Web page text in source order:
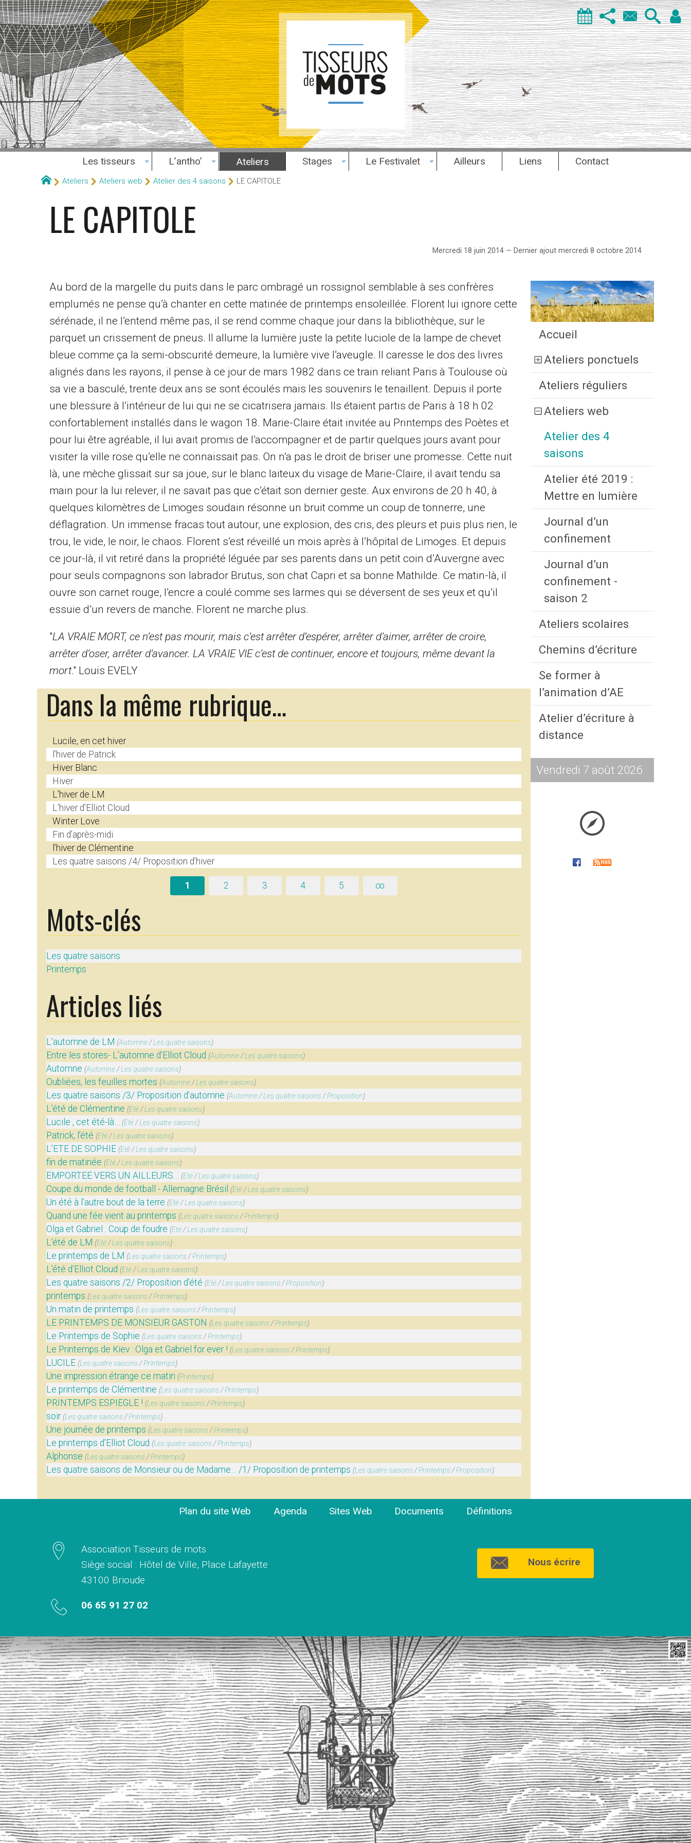
Les tisseurs L’antho’ Ateliers Stages Le Festivalet Ailleurs Liens Contact
Ateliers Ateliers web Atelier des 4 saisons LE CAPITOLE
LE CAPITOLE
Mercredi 18 juin 2014 — Dernier ajout mercredi 8 octobre 2014
Au bord de la margelle du puits dans le parc ombragé un rossignol semblable à ses confrères
emplumés ne pense qu’à chanter en cette matinée de printemps ensoleillée. Florent lui ignore cette
sérénade, il ne l’entend même pas, il se rend comme chaque jour dans la bibliothèque, sur le
parquet un crissement de pneus. Il allume la lumière juste la petite luciole de la lampe de chevet
bleue comme ça la semi-obscurité demeure, la lumière vive l’aveugle. Il caresse le dos des livres
alignés dans les rayons, il pense à ce jour de mars 1982 dans ce train reliant Paris à Toulouse où
sa vie a basculé, trente deux ans se sont écoulés mais les souvenirs le tenaillent. Depuis il porte
une blessure à l’intérieur de lui qui ne se cicatrisera jamais. Ils étaient partis de Paris à 18 h 02
confortablement installés dans le wagon 18. Marie-Claire était invitée au Printemps des Poètes et
pour lui être agréable, il lui avait promis de l’accompagner et de partir quelques jours avant pour
visiter la ville rose qu’elle ne connaissait pas. On n’a pas le droit de briser une promesse. Cette nuit
là, une mèche glissait sur sa joue, sur le blanc laiteux du visage de Marie-Claire, il avait tendu sa
main pour la lui relever, il ne savait pas que c’était son dernier geste. Aux environs de 20 h 40, à
quelques kilomètres de Limoges soudain résonne un bruit comme un coup de tonnerre, une
déflagration. Un immense fracas tout autour, une explosion, des cris, des pleurs et puis plus rien, le
trou, le vide, le noir, le chaos. Florent s’est réveillé un mois après à l’hôpital de Limoges. Et depuis
ce jour-là, il vit retiré dans la propriété léguée par ses parents dans un petit coin d’Auvergne avec
pour seuls compagnons son labrador Brutus, son chat Capri et sa bonne Mathilde. Ce matin-là, il
ouvre son carnet rouge, l’encre a coulé comme ses larmes qui se déversent de ses yeux et qu’il
essuie d’un revers de manche. Florent ne marche plus.
"LA VRAIE MORT, ce n’est pas mourir, mais c’est arrêter d’espérer, arrêter d’aimer, arrêter de croire,
arrêter d’oser, arrêter d’avancer. LA VRAIE VIE c’est de continuer, encore et toujours, même devant la
mort." Louis EVELY
Dans la même rubrique…
Lucile, en cet hiver
l’hiver de Patrick
Hiver Blanc
Hiver
L’hiver de LM
L’hiver d’Elliot Cloud
Winter Love
Fin d’après-midi
l’hiver de Clémentine
Les quatre saisons /4/ Proposition d’hiver
1 2 3 4 5 ∞
Mots-clés
Les quatre saisons
Printemps
Articles liés
L’automne de LM (Automne/Les quatre saisons)
Entre les stores- L’automne d’Elliot Cloud (Automne/Les quatre saisons)
Automne (Automne/Les quatre saisons)
Oubliées, les feuilles mortes (Automne/Les quatre saisons)
Les quatre saisons /3/ Proposition d’automne (Automne/Les quatre saisons/Proposition)
L’été de Clémentine (Eté/Les quatre saisons)
Lucile , cet été-là… (Eté/Les quatre saisons)
Patrick, l’été (Eté/Les quatre saisons)
L’ETE DE SOPHIE (Eté/Les quatre saisons)
fin de matinée (Eté/Les quatre saisons)
EMPORTEE VERS UN AILLEURS… (Eté/Les quatre saisons)
Coupe du monde de football - Allemagne Brésil (Eté/Les quatre saisons)
Un été à l’autre bout de la terre (Eté/Les quatre saisons)
Quand une fée vient au printemps (Les quatre saisons/Printemps)
Olga et Gabriel : Coup de foudre (Eté/Les quatre saisons)
L’été de LM (Eté/Les quatre saisons)
Le printemps de LM (Les quatre saisons/Printemps)
L’été d’Elliot Cloud (Eté/Les quatre saisons)
Les quatre saisons /2/ Proposition d’été (Eté/Les quatre saisons/Proposition)
printemps (Les quatre saisons/Printemps)
Un matin de printemps (Les quatre saisons/Printemps)
LE PRINTEMPS DE MONSIEUR GASTON (Les quatre saisons/Printemps)
Le Printemps de Sophie (Les quatre saisons/Printemps)
Le Printemps de Kiev : Olga et Gabriel for ever ! (Les quatre saisons/Printemps)
LUCILE (Les quatre saisons/Printemps)
Une impression étrange ce matin (Printemps)
Le printemps de Clémentine (Les quatre saisons/Printemps)
PRINTEMPS ESPIEGLE ! (Les quatre saisons/Printemps)
soir (Les quatre saisons/Printemps)
Une journée de printemps (Les quatre saisons/Printemps)
Le printemps d’Elliot Cloud (Les quatre saisons/Printemps)
Alphonse (Les quatre saisons/Printemps)
Les quatre saisons de Monsieur ou de Madame… /1/ Proposition de printemps (Les quatre saisons/Printemps/Proposition)
Accueil
Ateliers ponctuels
Ateliers réguliers
Ateliers web
Atelier des 4
saisons
Atelier été 2019 :
Mettre en lumière
Journal d’un
confinement
Journal d’un
confinement -
saison 2
Ateliers scolaires
Chemins d’écriture
Se former à
l’animation d’AE
Atelier d’écriture à
distance
Vendredi 7 août 2026
Plan du site Web Agenda Sites Web Documents Définitions
Association Tisseurs de mots
Siège social : Hôtel de Ville, Place Lafayette
43100 Brioude
06 65 91 27 02
Nous écrire